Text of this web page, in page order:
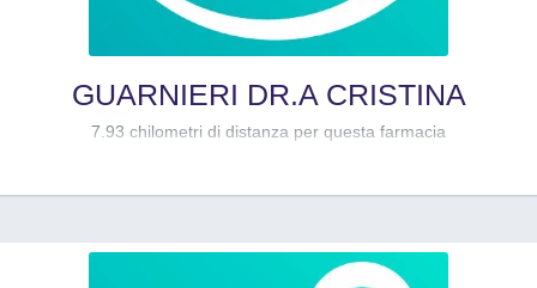
GUARNIERI DR.A CRISTINA
7.93 chilometri di distanza per questa farmacia